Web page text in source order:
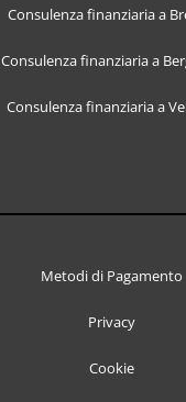
Consulenza finanziaria a
Consulenza finanziaria a
Consulenza finanziaria a
Metodi di Pagamento
Privacy
Cookie